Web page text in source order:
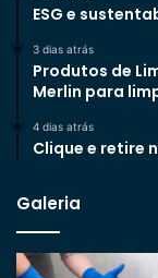
ESG e
3 dias atrás
Produtos de
Merlin para
4 dias atrás
Clique e retire
Galeria